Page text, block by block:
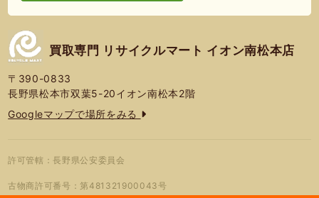
買取専門 リサイクルマート イオン南松本店
〒390-0833
長野県松本市双葉5-20イオン南松本2階
Googleマップで場所をみる
許可管轄：長野県公安委員会
古物商許可番号：第481321900043号